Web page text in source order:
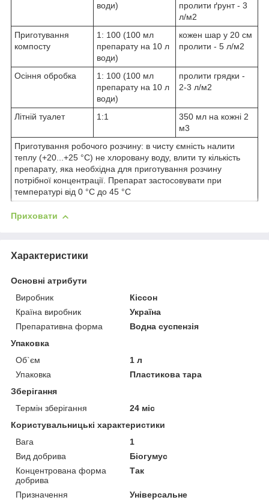
води)
пролити ґрунт - 3
л/м2
Приготування
компосту
1: 100 (100 мл
препарату на 10 л
води)
кожен шар у 20 см
пролити - 5 л/м2
Осіння обробка
1: 100 (100 мл
препарату на 10 л
води)
пролити грядки -
2-3 л/м2
Літній туалет 1:1
350 мл на кожні 2
м3
Приготування робочого розчину: в чисту ємність налити
теплу (+20...+25 °С) не хлоровану воду, влити ту кількість
препарату, яка необхідна для приготування розчину
потрібної концентрації. Препарат застосовувати при
температурі від 0 °С до 45 °С
Приховати
Характеристики
Основні атрибути
Виробник
Кіссон
Країна виробник
Україна
Препаративна форма
Водна суспензія
Упаковка
Об`єм
1 л
Упаковка
Пластикова тара
Зберігання
Термін зберігання
24 міс
Користувальницькі характеристики
Вага
1
Вид добрива
Біогумус
Концентрована форма
добрива
Так
Призначення Універсальне